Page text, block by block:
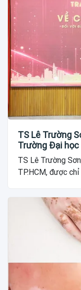
TS Lê Trường
Trường Đại học
TS Lê Trường
TP.HCM, được